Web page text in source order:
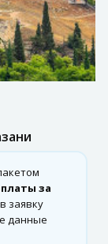
за
заявку
данные